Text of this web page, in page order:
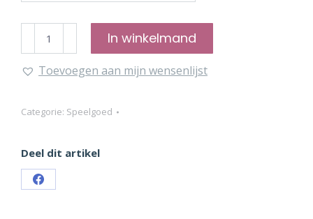
DOOG
-
Xmas
aantal
In winkelmand
Toevoegen aan mijn wensenlijst
Categorie: Speelgoed
Deel dit artikel
Share